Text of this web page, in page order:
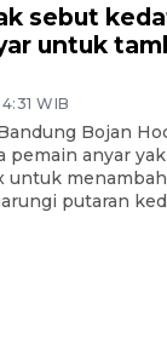
sebut
untuk
WIB
Bojan
pemain anyar
untuk
putaran